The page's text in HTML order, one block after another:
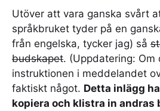
Utöver att vara ganska svårt
språkbruket tyder på en
från engelska, tycker jag) så
budskapet. (Uppdatering: Om
instruktionen i meddelandet
faktiskt något. Detta inlägg
kopiera och klistra in andras